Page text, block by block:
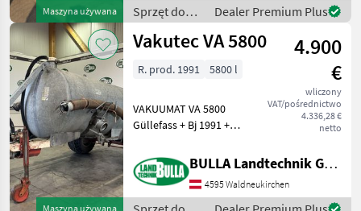
Maszyna używana
Kontaktaufnah
Sprzęt do
nawożenia i
nawadniania
Dealer Premium Plus
Maszyna używana
Vakutec VA 5800
4.900
€
wliczony
VAT/pośrednictwo
4.336,28 €
netto
R. prod. 1991 5800 l
VAKUUMAT VA 5800
Güllefass + Bj 1991 +
Bremse + Hydr Schieber +
Sauganschluss links vorne
+ Blindflansch links hinten
+ Prallkop
BULLA Landtechnik GmbH
4595 Waldneukirchen